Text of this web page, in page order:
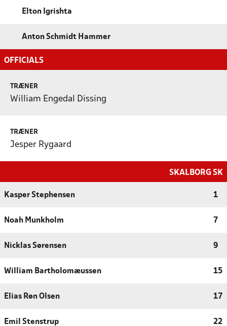
Elton Igrishta
Anton Schmidt Hammer
OFFICIALS
TRÆNER
William Engedal Dissing
TRÆNER
Jesper Rygaard
SKALBORG SK
Kasper Stephensen 1
Noah Munkholm 7
Nicklas Sørensen 9
William Bartholomæussen 15
Elias Røn Olsen 17
Emil Stenstrup 22